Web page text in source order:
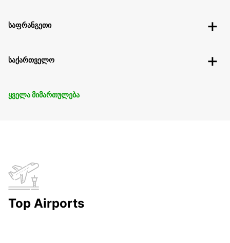
საფრანგეთი
საქართველო
ყველა მიმართულება
Top Airports